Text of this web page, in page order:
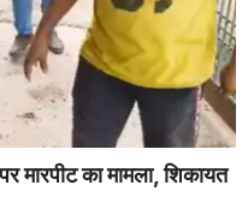
मारपीट का मामला, शिकायत